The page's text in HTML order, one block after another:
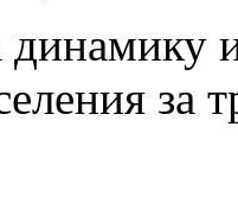
за